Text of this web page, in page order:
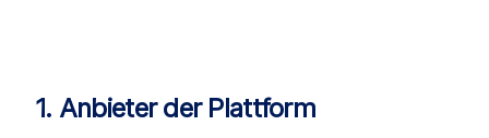
1. Anbieter der Plattform